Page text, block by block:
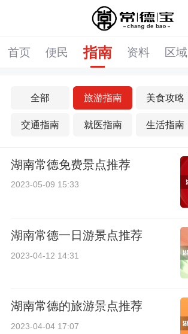
首页 便民 指南 资料 区域
全部 旅游指南 美食攻略
交通指南 就医指南 生活指南
湖南常德免费景点推荐
2023-05-09 15:33
湖南常德一日游景点推荐
2023-04-12 14:31
湖南常德的旅游景点推荐
2023-04-04 17:07